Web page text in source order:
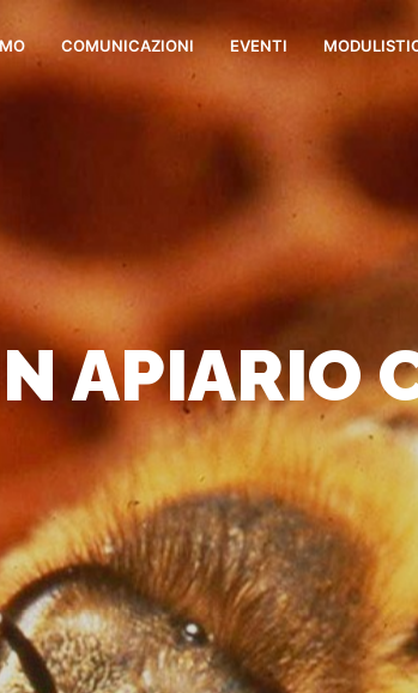
COMUNICAZIONI EVENTI
APIARIO